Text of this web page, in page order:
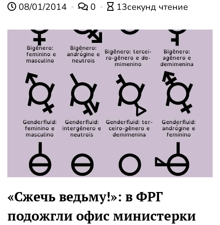
08/01/2014 0 13секунд чтение
«Сжечь ведьму!»: в ФРГ
подожгли офис министерки